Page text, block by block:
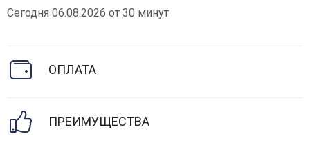
Сегодня 06.08.2026 от 30 минут
ОПЛАТА
ПРЕИМУЩЕСТВА